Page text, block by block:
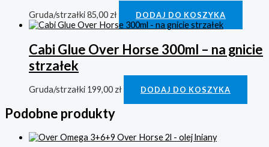
Gruda/strzałki85,00zł DODAJ DO KOSZYKA
Cabi Glue Over Horse 300ml – na gnicie
strzałek
Gruda/strzałki 199,00 zł DODAJ DO KOSZYKA
Podobne produkty